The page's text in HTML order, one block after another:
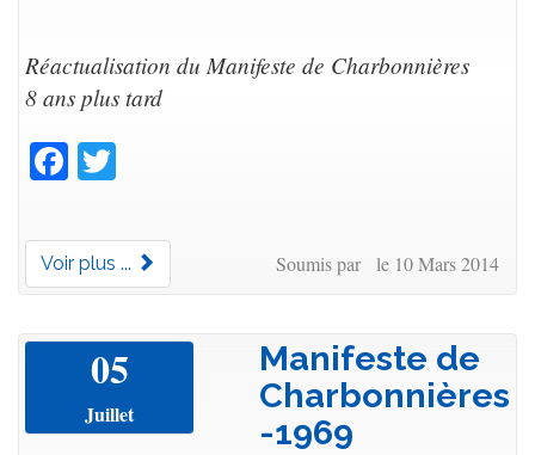
Réactualisation du Manifeste de Charbonnières
8 ans plus tard
Facebook
Voir plus ... Soumis par le 10 Mars 2014
05
Juillet
Manifeste de
Charbonnières
-1969